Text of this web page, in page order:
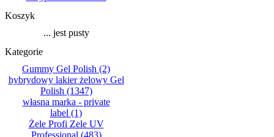
Koszyk
... jest pusty
Kategorie
Gummy Gel Polish (2)
hybrydowy lakier żelowy Gel
Polish (1347)
własna marka - private
label (1)
Żele Profi Zele UV
Professional (483)